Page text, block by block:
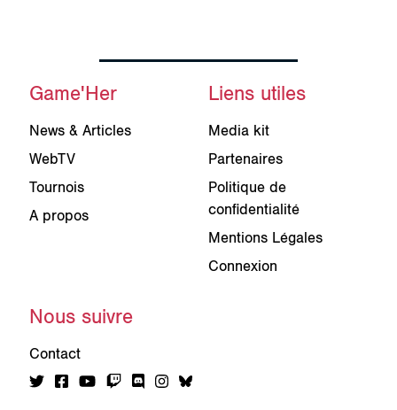
Game'Her
News & Articles
WebTV
Tournois
A propos
Liens utiles
Media kit
Partenaires
Politique de
confidentialité
Mentions Légales
Connexion
Nous suivre
Contact